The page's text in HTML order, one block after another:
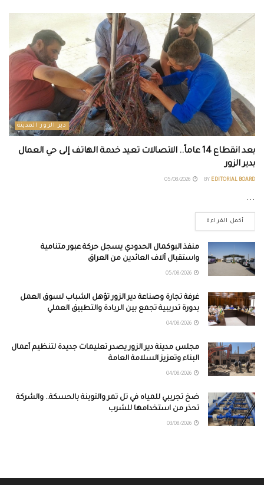
دير الزور المدينة
بعد انقطاع 14 عاماً.. الاتصالات تعيد خدمة الهاتف إلى حي العمال
بدير الزور
BY EDITORIAL BOARD
...
أكمل القراءة
منفذ البوكمال الحدودي يسجل حركة عبور متنامية
واستقبال آلاف العائدين من العراق
غرفة تجارة وصناعة دير الزور تؤهل الشباب لسوق العمل
بدورة تدريبية تجمع بين الريادة والتطبيق العملي
مجلس مدينة دير الزور يصدر تعليمات جديدة لتنظيم أعمال
البناء وتعزيز السلامة العامة
ضخ تجريبي للمياه في تل تمر والتوينة بالحسكة.. والشركة
تحذر من استخدامها للشرب